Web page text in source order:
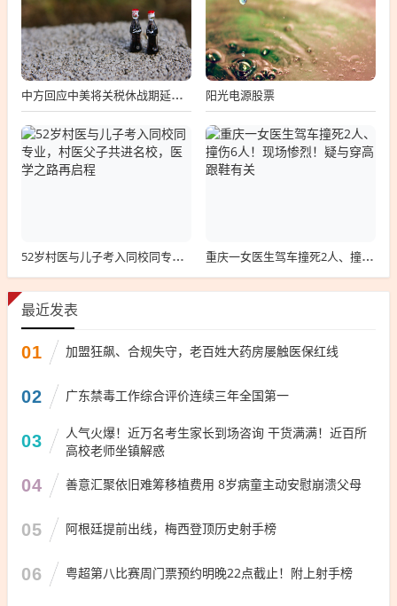
中方回应中美将关税休战期延长90天，中方回应中美将关税休战期延长90天，积极推动贸易关系改善 阳光电源股票
52岁村医与儿子考入同校同专业，村医父子共进名校，医学之路再启程 重庆一女医生驾车撞死2人、撞伤6人！现场惨烈！疑与穿高跟鞋有关
最近发表
01 加盟狂飙、合规失守，老百姓大药房屡触医保红线
02 广东禁毒工作综合评价连续三年全国第一
03
人气火爆！近万名考生家长到场咨询 干货满满！近百所
高校老师坐镇解惑
04 善意汇聚依旧难筹移植费用 8岁病童主动安慰崩溃父母
05 阿根廷提前出线，梅西登顶历史射手榜
06 粤超第八比赛周门票预约明晚22点截止！附上射手榜